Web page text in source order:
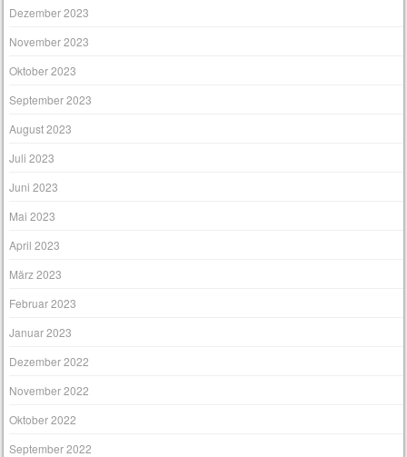
Dezember 2023
November 2023
Oktober 2023
September 2023
August 2023
Juli 2023
Juni 2023
Mai 2023
April 2023
März 2023
Februar 2023
Januar 2023
Dezember 2022
November 2022
Oktober 2022
September 2022